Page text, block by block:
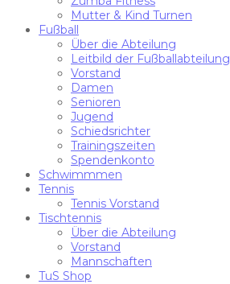
Mutter & Kind Turnen
Fußball
Über die Abteilung
Leitbild der Fußballabteilung
Vorstand
Damen
Senioren
Jugend
Schiedsrichter
Trainingszeiten
Spendenkonto
Schwimmmen
Tennis
Tennis Vorstand
Tischtennis
Über die Abteilung
Vorstand
Mannschaften
TuS Shop